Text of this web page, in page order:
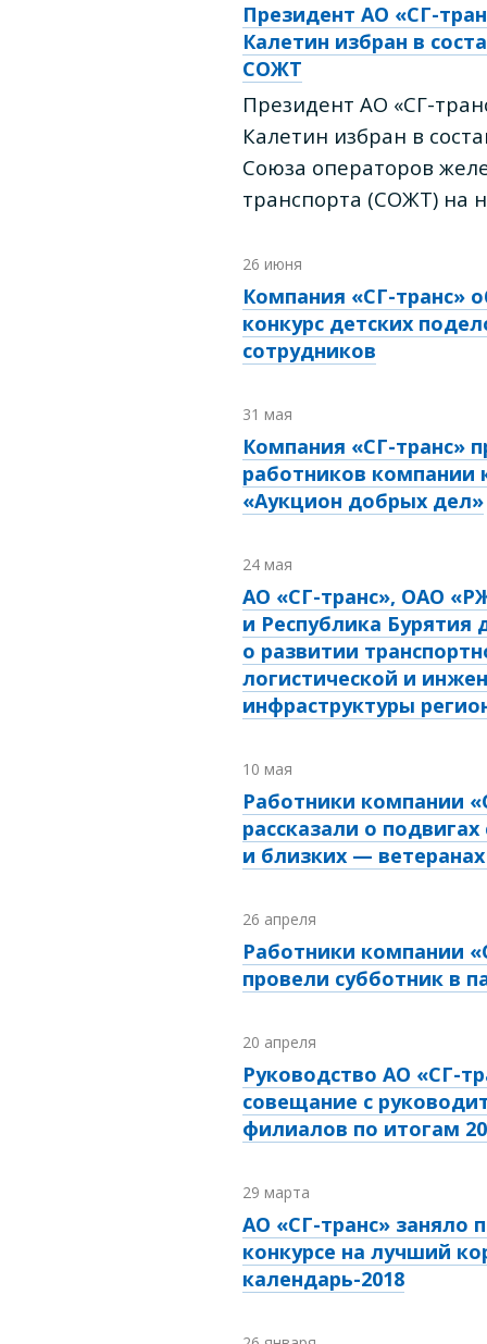
Президент АО «СГ-
Калетин избран в
СОЖТ
Президент АО «СГ-
Калетин избран в
Союза операторов
транспорта (СОЖТ) на
26 июня
Компания «СГ-транс»
конкурс детских
сотрудников
31 мая
Компания «СГ-транс»
работников компании
«Аукцион добрых дел»
24 мая
АО «СГ-транс», ОАО
и Республика Бурятия
о развитии
логистической и
инфраструктуры
10 мая
Работники компании
рассказали о
и близких —
26 апреля
Работники компании
провели субботник в
20 апреля
Руководство АО «СГ-
совещание с
филиалов по итогам
29 марта
АО «СГ-транс» заняло
конкурсе на лучший
календарь-2018